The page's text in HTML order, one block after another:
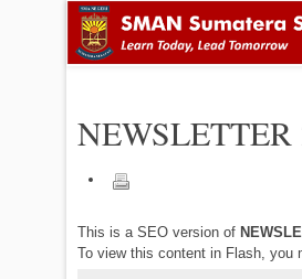
This is a SEO version of
To view this content in Flash, you